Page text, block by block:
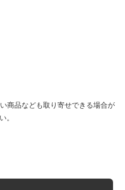
商品なども取り寄せできる場合が
。